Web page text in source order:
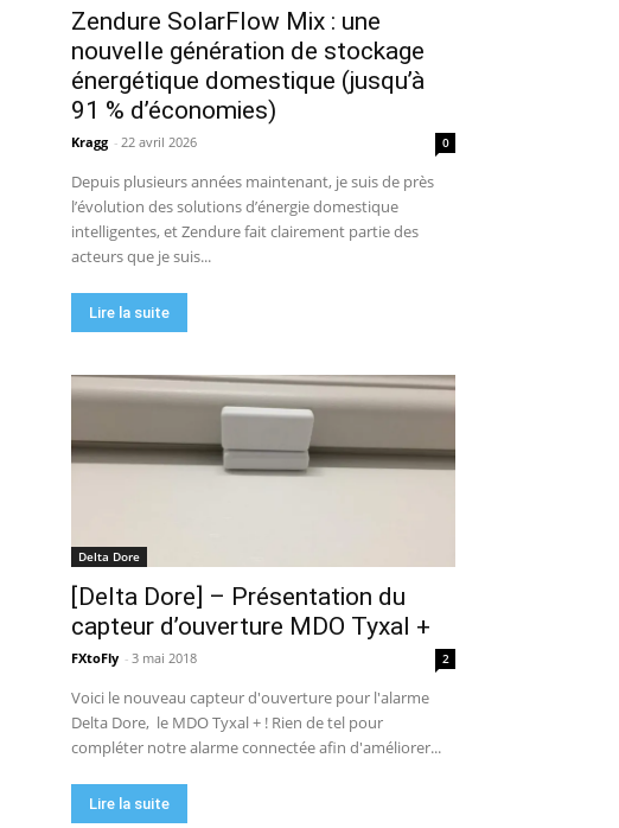
Zendure SolarFlow Mix : une
nouvelle génération de stockage
énergétique domestique (jusqu’à
91 % d’économies)
Kragg - 22 avril 2026 0
Depuis plusieurs années maintenant, je suis de près
l’évolution des solutions d’énergie domestique
intelligentes, et Zendure fait clairement partie des
acteurs que je suis...
Lire la suite
Delta Dore
[Delta Dore] – Présentation du
capteur d’ouverture MDO Tyxal +
FXtoFly - 3 mai 2018 2
Voici le nouveau capteur d'ouverture pour l'alarme
Delta Dore, le MDO Tyxal + ! Rien de tel pour
compléter notre alarme connectée afin d'améliorer...
Lire la suite